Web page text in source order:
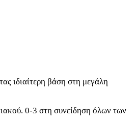
ιδιαίτερη βάση στη μεγάλη
0-3 στη συνείδηση όλων των